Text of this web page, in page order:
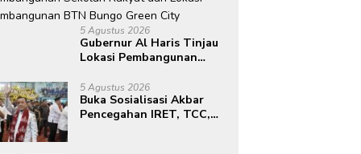
5 Agustus 2026
Gubernur Al Haris Tinjau
Lokasi Pembangunan
Lokasi Pembangunan BTN
Bungo Green City
5 Agustus 2026
Buka Sosialisasi Akbar
Pencegahan IRET, TCC,